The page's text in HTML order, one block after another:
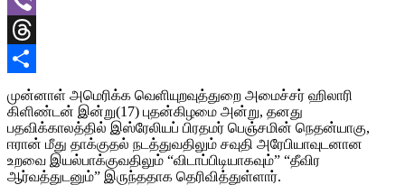
Viber
Threads
Share
முன்னாள் அமெரிக்க வெளியுறவுத்துறை அமைச்சர் ஹிலாரி
கிளிண்டன் இன்று(17) புதன்கிழமை அன்று, தனது
பதவிக்காலத்தில் இஸ்ரேலியப் பிரதமர் பெஞ்சமின் நெதன்யாகு,
ஈரான் மீது தாக்குதல் நடத்துவதிலும் சவுதி அரேபியாவுடனான
உறவை இயல்பாக்குவதிலும் “விடாப்பிடியாகவும்” “தீவிர
ஆர்வத்துடனும்” இருந்ததாக தெரிவித்துள்ளார்.